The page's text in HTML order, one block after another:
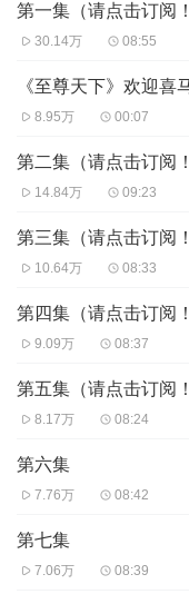
30.14万 08:55
《至尊天下》欢迎喜
8.95万 00:07
14.84万 09:23
第三集（请点击订阅
10.64万 08:33
第四集（请点击订阅
9.09万 08:37
第五集（请点击订阅
8.17万 08:24
第六集
7.76万 08:42
第七集
7.06万 08:39